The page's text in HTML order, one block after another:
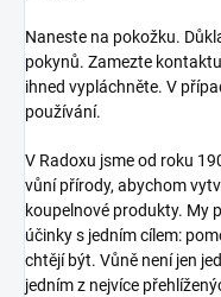
Naneste na pokožku.
pokynů. Zamezte
ihned vypláchněte. V
používání.
V Radoxu jsme od roku
vůní přírody, abychom
koupelnové produkty. My
účinky s jedním cílem:
chtějí být. Vůně není jen
jedním z nejvíce